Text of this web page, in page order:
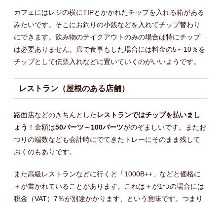
カフェにはレジの横にTIPとかかれたチップを入れる箱がある
みたいです。そこにお釣りの小銭などを入れてチップ替わり
にできます。飲み物のテイクアウトのみの場合は特にチップ
は必要ありません。席で食事もした場合には料金の5～10％を
チップとして伝票入れなどに置いていくのがいいようです。
レストラン（屋根のある店舗）
路面店などのきちんとしたレストランではチップを払いまし
ょう ！金額は50バーツ～100バーツがのぞましいです。またお
つりの端数なども会計時にでてきたトレーにそのまま残して
おくのもありです。
また高級レストランなどに行くと「1000B++」などと価格に
＋が書かれていることがあります。これは＋が1つの場合には
税金（VAT）7％が別途かかります、という意味です。つまり